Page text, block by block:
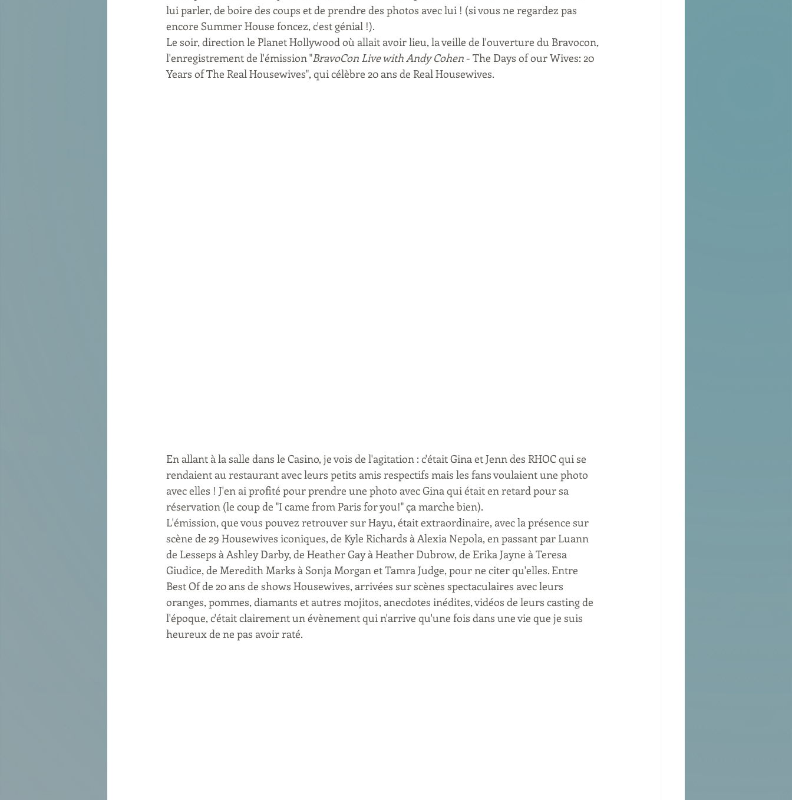
lui parler, de boire des coups et de prendre des photos avec lui ! (si vous ne regardez pas
encore Summer House foncez, c'est génial !).
Le soir, direction le Planet Hollywood où allait avoir lieu, la veille de l'ouverture du Bravocon,
l'enregistrement de l'émission "BravoCon Live with Andy Cohen - The Days of our Wives: 20
Years of The Real Housewives", qui célèbre 20 ans de Real Housewives.
En allant à la salle dans le Casino, je vois de l'agitation : c'était Gina et Jenn des RHOC qui se
rendaient au restaurant avec leurs petits amis respectifs mais les fans voulaient une photo
avec elles ! J'en ai profité pour prendre une photo avec Gina qui était en retard pour sa
réservation (le coup de "I came from Paris for you!" ça marche bien).
L'émission, que vous pouvez retrouver sur Hayu, était extraordinaire, avec la présence sur
scène de 29 Housewives iconiques, de Kyle Richards à Alexia Nepola, en passant par Luann
de Lesseps à Ashley Darby, de Heather Gay à Heather Dubrow, de Erika Jayne à Teresa
Giudice, de Meredith Marks à Sonja Morgan et Tamra Judge, pour ne citer qu'elles. Entre
Best Of de 20 ans de shows Housewives, arrivées sur scènes spectaculaires avec leurs
oranges, pommes, diamants et autres mojitos, anecdotes inédites, vidéos de leurs casting de
l'époque, c'était clairement un évènement qui n'arrive qu'une fois dans une vie que je suis
heureux de ne pas avoir raté.